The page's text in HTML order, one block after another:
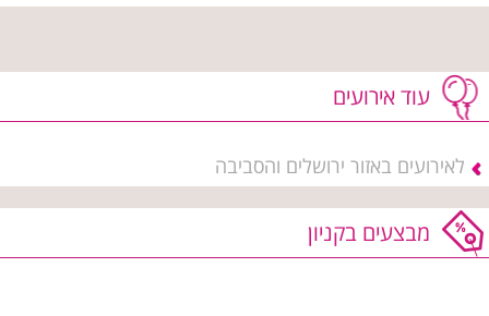
עוד אירועים
לאירועים באזור ירושלים והסביבה
מבצעים בקניון